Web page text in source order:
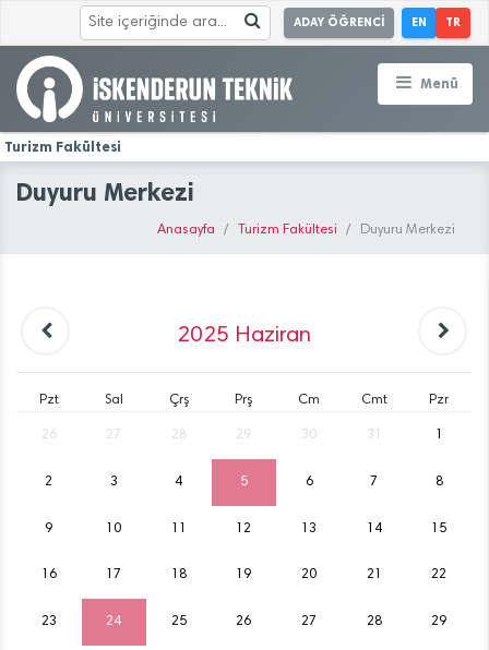
ADAY ÖĞRENCİ EN TR
Menü
Turizm Fakültesi
Duyuru Merkezi
Anasayfa Turizm Fakültesi Duyuru Merkezi
2025 Haziran
Pzt Sal Çrş Prş Cm Cmt Pzr
26 27 28 29 30 31
2 3 4 5 6 7 8
9 10 12 13 14 15
16 17 18 19 20 21 22
23 24 25 26 27 28 29